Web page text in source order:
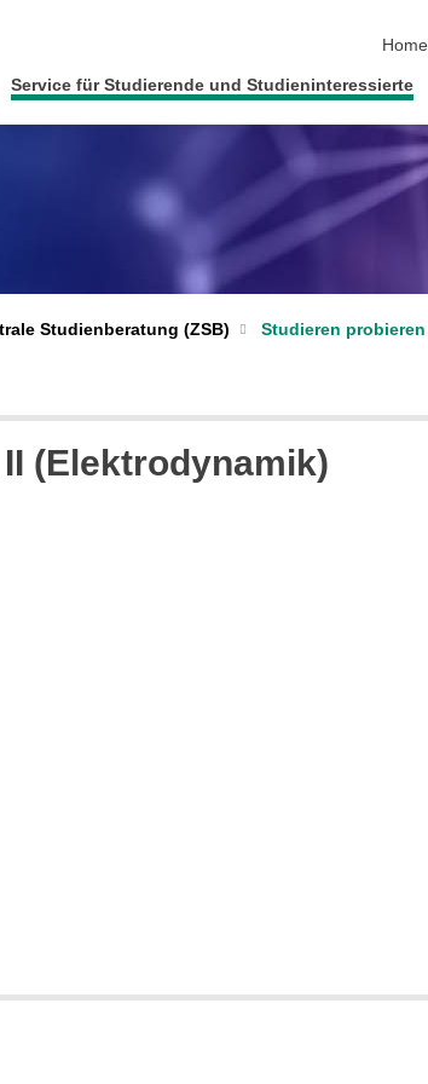
Home
Service für Studierende und Studieninteressierte
Studienberatung (ZSB) Studieren probieren
(Elektrodynamik)